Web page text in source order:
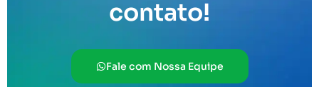
contato!
Fale com Nossa Equipe